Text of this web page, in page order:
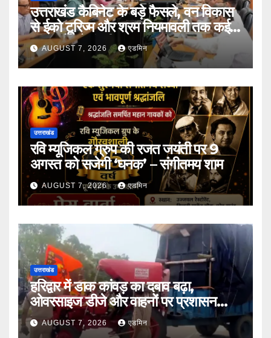
उत्तराखंड कैबिनेट के बड़े फैसले, वन विकास
से ईको टूरिज्म और श्रम नियमावली तक कई
प्रस्तावों को मंजूरी
AUGUST 7, 2026 एडमिन
उत्तराखंड
रवि म्यूजिकल ग्रुप की रजत जयंती पर 9
अगस्त को सजेगी ‘घनक’ – संगीतमय शाम
AUGUST 7, 2026 एडमिन
उत्तराखंड
हरिद्वार में डाक कांवड़ का दबाव बढ़ा,
ओवरसाइज डीजे और वाहनों पर प्रशासन
सख्तAUGUST 7, 2026 एडमिन